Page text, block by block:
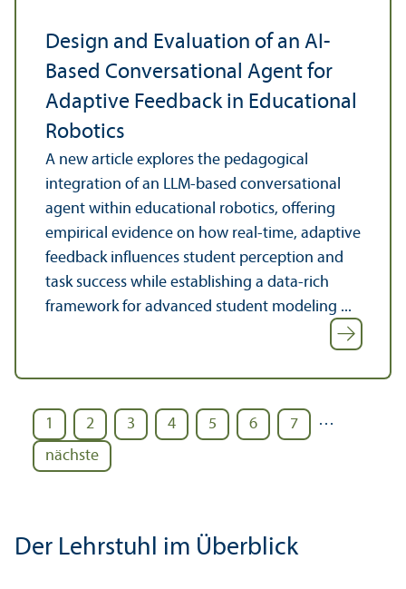
Design and Evaluation of an AI-
Based Conversational Agent for
Adaptive Feedback in Educational
Robotics
A new article explores the pedagogical
integration of an LLM-based conversational
agent within educational robotics, offering
empirical evidence on how real-time, adaptive
feedback influences student perception and
task success while establishing a data-rich
framework for advanced student modeling ...
1 2 3 4 5 6 7 …
nächste
Der Lehr­stuhl im Über­blick